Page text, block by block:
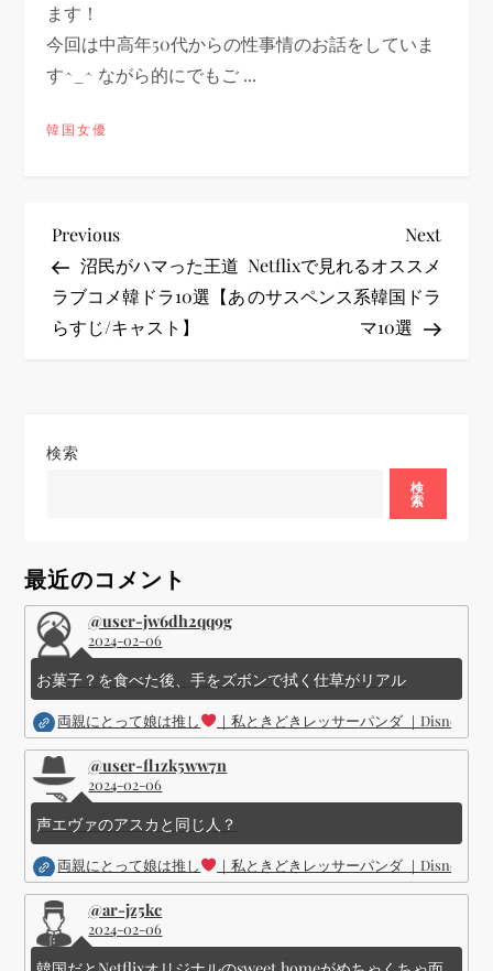
ます！
今回は中高年50代からの性事情のお話をしていま
す^_^ ながら的にでもご ...
韓国女優
投
稿
ナ
ゲ
シ
ョ
ン
Previous
Post
Previous
沼民がハマった王道
ラブコメ韓ドラ10選【あ
らすじ/キャスト】
Next
Next
Netflixで見れるオススメ
のサスペンス系韓国ドラ
マ10選
検索
検
索
最近のコメント
@user-jw6dh2qq9g
2024-02-06
お菓子？を食べた後、手をズボンで拭く仕草がリアル
両親にとって娘は推し ｜私ときどきレッサーパンダ ｜Disney (
@user-fl1zk5ww7n
2024-02-06
声エヴァのアスカと同じ人？
両親にとって娘は推し ｜私ときどきレッサーパンダ ｜Disney (
@ar-jz5kc
2024-02-06